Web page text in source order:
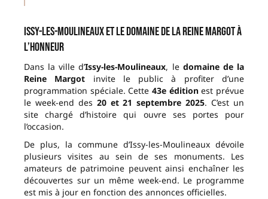
Issy-les-Moulineaux et le domaine de la Reine Margot à
l’honneur
Dans la ville d’Issy-les-Moulineaux, le domaine de la
Reine Margot invite le public à profiter d’une
programmation spéciale. Cette 43e éditionest prévue
le week-end des 20 et 21 septembre 2025. C’est un
site chargé d’histoire qui ouvre ses portes pour
l’occasion.
De plus, la commune d’Issy-les-Moulineaux dévoile
plusieurs visites au sein de ses monuments. Les
amateurs de patrimoine peuvent ainsi enchaîner les
découvertes sur un même week-end. Le programme
est mis à jour en fonction des annonces officielles.